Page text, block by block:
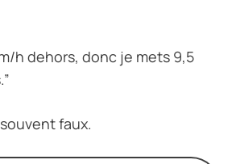
h dehors, donc je mets 9,5
faux.